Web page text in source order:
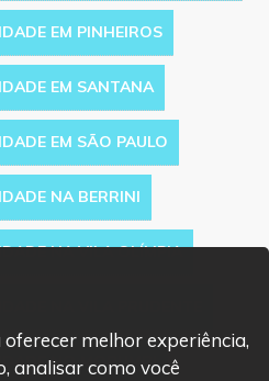
EM PINHEIROS
EM SANTANA
EM SÃO PAULO
NA BERRINI
NA VILA OLÍMPIA
NO MORUMBI
melhor experiência,
analisar como você